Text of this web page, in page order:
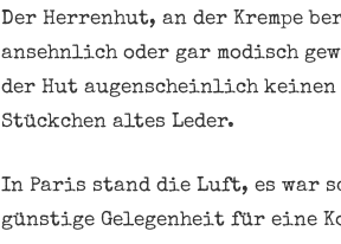
Der Herrenhut, an der Krempe
ansehnlich oder gar modisch
der Hut augenscheinlich
Stückchen altes Leder.
In Paris stand die Luft, es war
günstige Gelegenheit für eine